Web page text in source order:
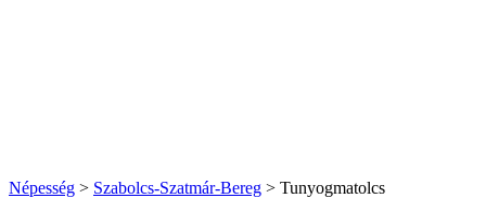
Népesség > Szabolcs-Szatmár-Bereg > Tunyogmatolcs